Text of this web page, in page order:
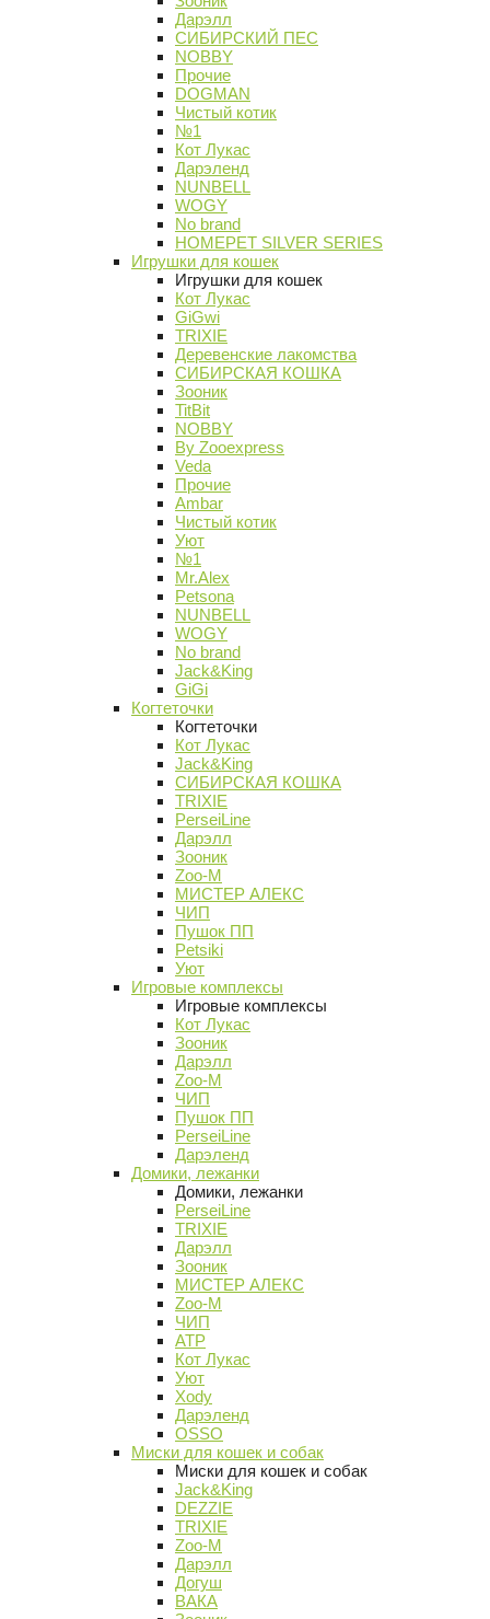
Дарэлл
СИБИРСКИЙ ПЕС
NOBBY
Прочие
DOGMAN
Чистый котик
№1
Кот Лукас
Дарэленд
NUNBELL
WOGY
No brand
HOMEPET SILVER SERIES
Игрушки для кошек
Игрушки для кошек
Кот Лукас
GiGwi
TRIXIE
Деревенские лакомства
СИБИРСКАЯ КОШКА
Зооник
TitBit
NOBBY
By Zooexpress
Veda
Прочие
Ambar
Чистый котик
Уют
№1
Mr.Alex
Petsona
NUNBELL
WOGY
No brand
Jack&King
GiGi
Когтеточки
Когтеточки
Кот Лукас
Jack&King
СИБИРСКАЯ КОШКА
TRIXIE
PerseiLine
Дарэлл
Зооник
Zoo-M
МИСТЕР АЛЕКС
ЧИП
Пушок ПП
Petsiki
Уют
Игровые комплексы
Игровые комплексы
Кот Лукас
Зооник
Дарэлл
Zoo-M
ЧИП
Пушок ПП
PerseiLine
Дарэленд
Домики, лежанки
Домики, лежанки
PerseiLine
TRIXIE
Дарэлл
Зооник
МИСТЕР АЛЕКС
Zoo-M
ЧИП
АТР
Кот Лукас
Уют
Xody
Дарэленд
OSSO
Миски для кошек и собак
Миски для кошек и собак
Jack&King
DEZZIE
TRIXIE
Zoo-M
Дарэлл
Догуш
ВАКА